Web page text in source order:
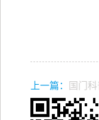
上一篇： 国门